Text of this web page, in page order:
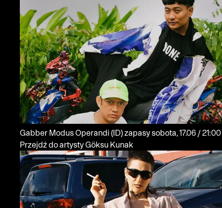
Gabber Modus Operandi (ID)zapasy
sobota, 17.06 / 21:00
Przejdź do artysty Göksu Kunak